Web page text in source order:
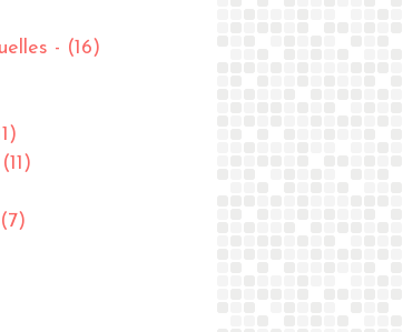
- (16)
(11)
(7)